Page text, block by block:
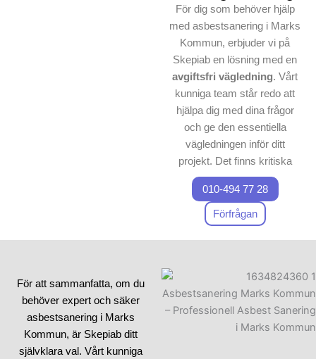
För dig som behöver hjälp
med asbestsanering i Marks
Kommun, erbjuder vi på
Skepiab en lösning med en
avgiftsfri vägledning. Vårt
kunniga team står redo att
hjälpa dig med dina frågor
och ge den essentiella
vägledningen inför ditt
projekt. Det finns kritiska
detaljer att överväga innan
man påbörjar en
nedmontering, och därför är
det viktigt attta kontakt med
Både för enkla och
komplexarivningsprojekti
Marks Kommun kan vår
010-494 77 28
Förfrågan
För att sammanfatta, om du
behöver expert och säker
asbestsanering i Marks
Kommun, är Skepiab ditt
självklara val. Vårt kunniga